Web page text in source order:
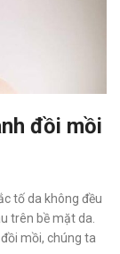
đồi mồi
tố da không đều
trên bề mặt da.
mồi, chúng ta